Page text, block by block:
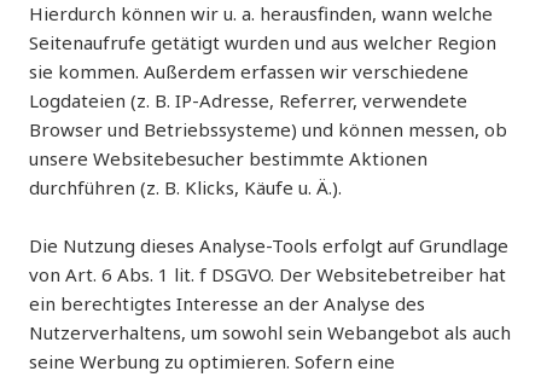
Hierdurch können wir u. a. herausfinden, wann welche
Seitenaufrufe getätigt wurden und aus welcher Region
sie kommen. Außerdem erfassen wir verschiedene
Logdateien (z. B. IP-Adresse, Referrer, verwendete
Browser und Betriebssysteme) und können messen, ob
unsere Websitebesucher bestimmte Aktionen
durchführen (z. B. Klicks, Käufe u. Ä.).
Die Nutzung dieses Analyse-Tools erfolgt auf Grundlage
von Art. 6 Abs. 1 lit. f DSGVO. Der Websitebetreiber hat
ein berechtigtes Interesse an der Analyse des
Nutzerverhaltens, um sowohl sein Webangebot als auch
seine Werbung zu optimieren. Sofern eine